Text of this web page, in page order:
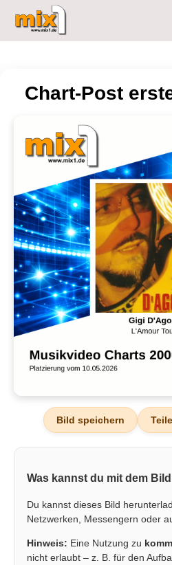
Chart-Post
Bild speichern
Was kannst du mit dem
Du kannst dieses Bild
Netzwerken, Messengern oder
Hinweis: Eine Nutzung zu
nicht erlaubt – z. B. für den